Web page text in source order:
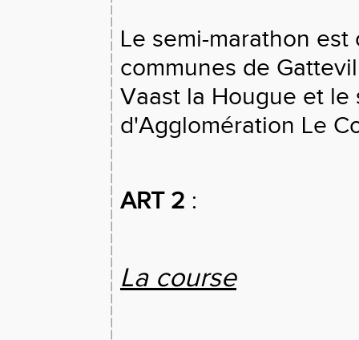
Le semi-marathon
communes de
Vaast la Hougue et
d'Agglomération Le
ART 2 :
La course